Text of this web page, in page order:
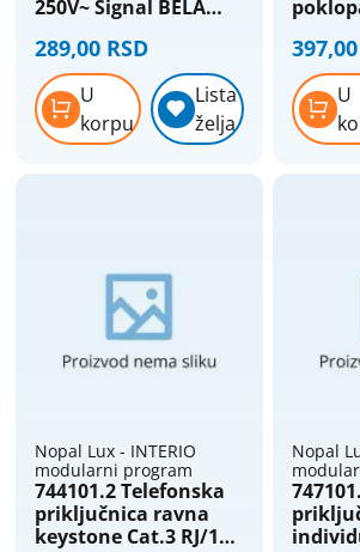
250V~ Signal BELA
289,00 RSD
U
korpu
Lista
želja
Nopal
U
Nopal Lux - INTERIO
modularni program
744101.2 Telefonska
priključnica ravna
keystone Cat.3 RJ/11
Nopal